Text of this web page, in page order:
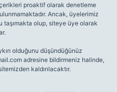
proaktif olarak denetleme
Ancak, üyelerimiz
taşımakta olup, siteye üye olarak
olduğunu düşündüğünüz
adresine bildirmeniz halinde,
kaldırılacaktır.